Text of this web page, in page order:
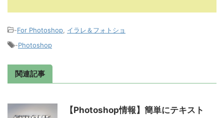
-For Photoshop, イラレ＆フォトショ
-Photoshop
関連記事
【Photoshop情報】簡単にテキスト